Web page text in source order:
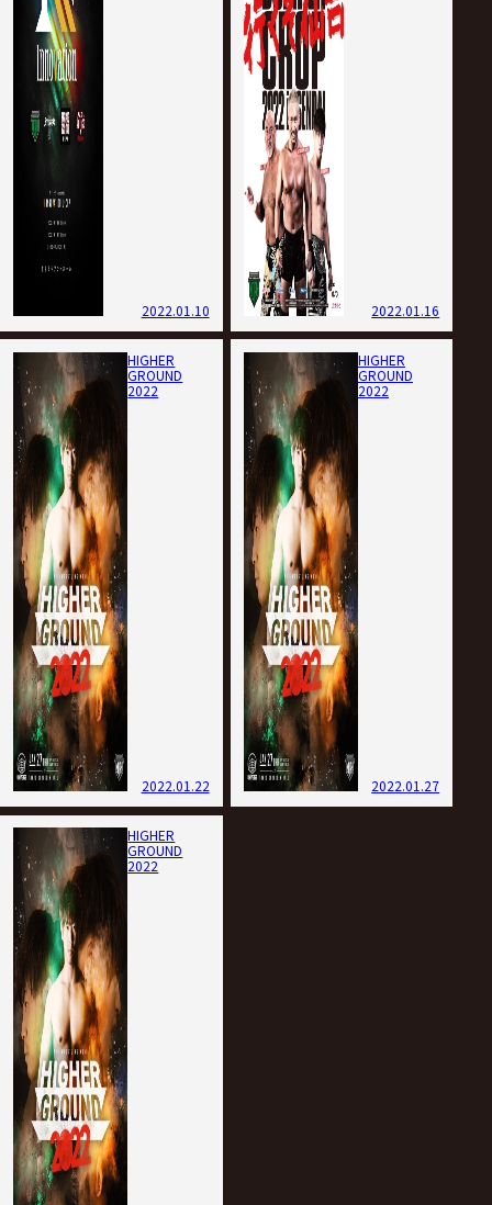
2022.01.10 2022.01.16
HIGHER
GROUND
2022
2022.01.22
HIGHER
GROUND
2022
2022.01.27
HIGHER
GROUND
2022